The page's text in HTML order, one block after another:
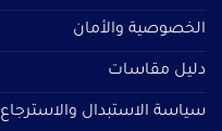
الخصوصية والأمان
دليل مقاسات
سياسة الاستبدال والاسترجاع